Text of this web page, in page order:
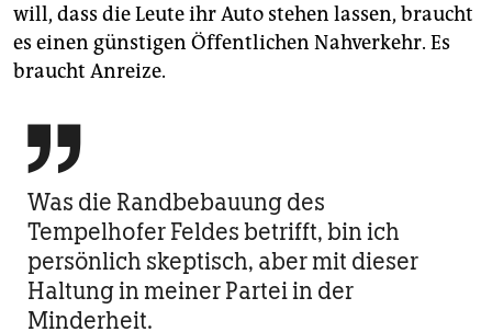
will, dass die Leute ihr Auto stehen lassen, braucht
es einen günstigen Öffentlichen Nahverkehr. Es
braucht Anreize.

Was die Randbebauung des
Tempelhofer Feldes betrifft, bin ich
persönlich skeptisch, aber mit dieser
Haltung in meiner Partei in der
Minderheit.